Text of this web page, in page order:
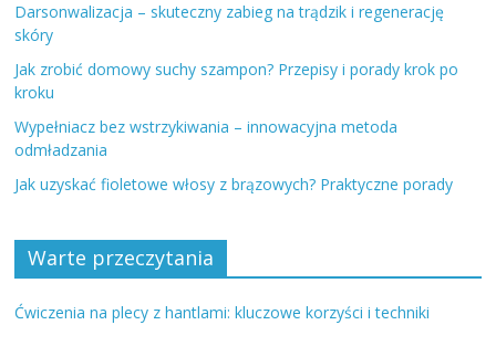
Darsonwalizacja – skuteczny zabieg na trądzik i regenerację
skóry
Jak zrobić domowy suchy szampon? Przepisy i porady krok po
kroku
Wypełniacz bez wstrzykiwania – innowacyjna metoda
odmładzania
Jak uzyskać fioletowe włosy z brązowych? Praktyczne porady
Warte przeczytania
Ćwiczenia na plecy z hantlami: kluczowe korzyści i techniki